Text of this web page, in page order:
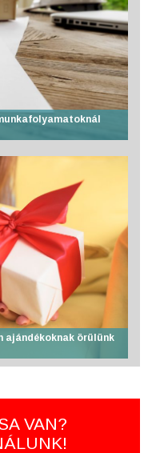
ajándékoknak örülünk
VAN?